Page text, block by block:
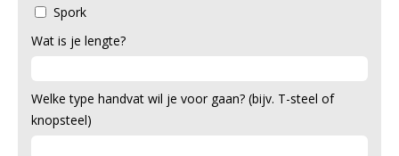
Spork
Wat is je lengte?
Welke type handvat wil je voor gaan? (bijv. T-steel of
knopsteel)